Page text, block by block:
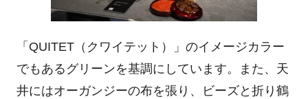
「 QUITET（クワイテット）」のイメージカラー
でもあるグリーンを基調にしています。また、天
井にはオーガンジーの布を張り、ビーズと折り鶴